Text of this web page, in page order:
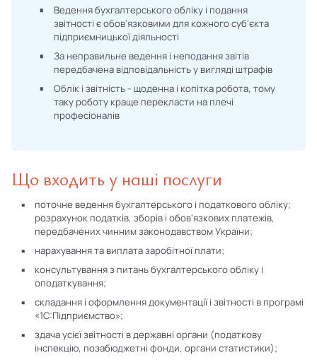
Ведення бухгалтерського обліку і подання
звітності є обов'язковими для кожного суб'єкта
підприємницької діяльності
За неправильне ведення і неподання звітів
передбачена відповідальність у вигляді штрафів
Облік і звітність - щоденна і копітка робота, тому
таку роботу краще перекласти на плечі
професіоналів
Що входить у наші послуги
поточне ведення бухгалтерського і податкового обліку;
розрахунок податків, зборів і обов'язкових платежів,
передбачених чинним законодавством України;
нарахування та виплата заробітної плати;
консультування з питань бухгалтерського обліку і
оподаткування;
складання і оформлення документації і звітності в програмі
«1С:Підприємство»;
здача усієї звітності в державні органи (податкову
інспекцію, позабюджетні фонди, органи статистики);